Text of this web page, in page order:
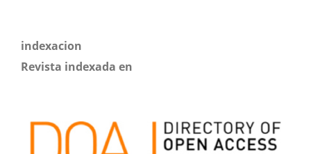
indexacion
Revista indexada en